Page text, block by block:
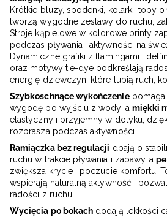
Krótkie bluzy, spodenki, kolarki, topy
tworzą wygodne zestawy do ruchu,
Stroje kąpielowe w kolorowe printy
podczas pływania i aktywności na
Dynamiczne grafiki z flamingami i
oraz motywy tie-dye podkreślają
energię dziewczyn, które lubią ruch,
Szybkoschnące wykończeniepomaga
wygodę po wyjściu z wody, a miękki
elastyczny i przyjemny w dotyku,
rozprasza podczas aktywności.
Ramiączka bez regulacji dbają o
ruchu w trakcie pływania i zabawy, a
zwiększa krycie i poczucie komfortu.
wspierają naturalną aktywność i
radości z ruchu.
Wycięcia po bokach dodają lekkości